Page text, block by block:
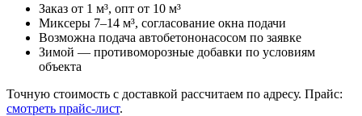
Заказ от 1 м³, опт от 10 м³
Миксеры 7–14 м³, согласование окна подачи
Возможна подача автобетононасосом по заявке
Зимой — противоморозные добавки по условиям
объекта
Точную стоимость с доставкой рассчитаем по адресу. Прайс:
смотреть прайс‑лист.